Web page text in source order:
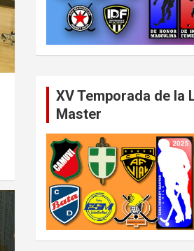
XV Temporada de la
Master